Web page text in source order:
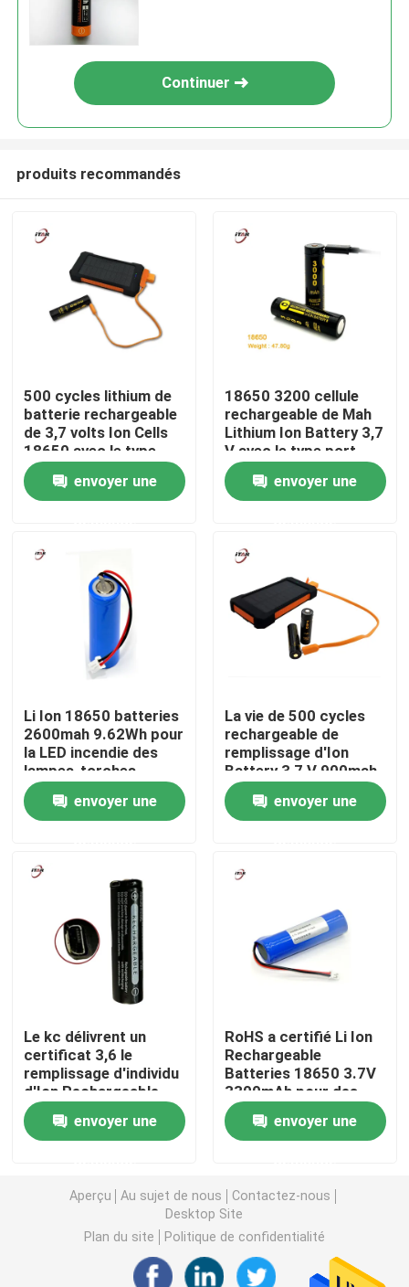
À la maison
Produits
Vidéos
Visite de l'usine
Contrôle de la qualité
Nouvelles
Demandez un devis
Shop
Lampe-torche du vélo LED
lampe-torche menée rechargeable
Lampe-torche blanche de laser
Lumière électrique de bicyclette
Scaphandre Dive Lights
batteries rechargeables d'ion de Li
Continuer
produits recommandés
500 cycles lithium de
batterie rechargeable
de 3,7 volts Ion Cells
18650 avec le type
port d'USB de C
envoyer une
18650 3200 cellule
rechargeable de Mah
Lithium Ion Battery 3,7
V avec le type port
d'USB de C
envoyer une
Li Ion 18650 batteries
2600mah 9.62Wh pour
la LED incendie des
lampes-torches
envoyer une
La vie de 500 cycles
rechargeable de
remplissage d'Ion
Battery 3,7 V 900mah
de lithium d'USB
envoyer une
Le kc délivrent un
certificat 3,6 le
remplissage d'individu
d'Ion Rechargeable
Battery 2900mAh de
lithium de volt
envoyer une
RoHS a certifié Li Ion
Rechargeable
Batteries 18650 3.7V
3300mAh pour des
projecteurs
envoyer une
Aperçu Au sujet de nous
Contactez-nous
Desktop Site
Plan du site
Politique de confidentialité